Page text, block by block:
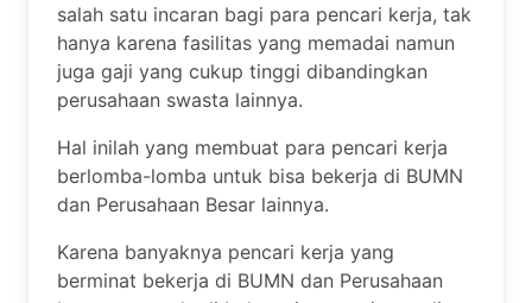
salah satu incaran bagi para pencari kerja, tak
hanya karena fasilitas yang memadai namun
juga gaji yang cukup tinggi dibandingkan
perusahaan swasta lainnya.
Hal inilah yang membuat para pencari kerja
berlomba-lomba untuk bisa bekerja di BUMN
dan Perusahaan Besar lainnya.
Karena banyaknya pencari kerja yang
berminat bekerja di BUMN dan Perusahaan